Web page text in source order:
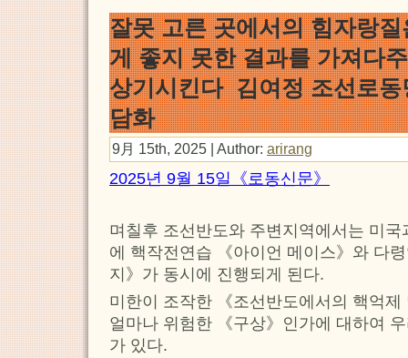
잘못 고른 곳에서의 힘자랑
게 좋지 못한 결과를 가져다
상기시킨다 김여정 조선로
담화
9月 15th, 2025 | Author: arirang
2025년 9월 15일《로동신문》
며칠후 조선반도와 주변지역에서는 미
에 핵작전연습 《아이언 메이스》와 다
지》가 동시에 진행되게 된다.
미한이 조작한 《조선반도에서의 핵억
얼마나 위험한 《구상》인가에 대하여
가 있다.